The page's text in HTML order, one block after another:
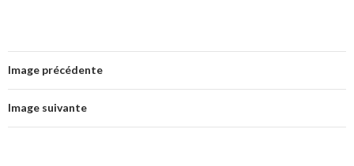
Image précédente
Image suivante